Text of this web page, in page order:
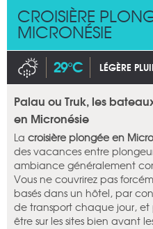
CROISIÈRE
MICRONÉSIE
29°C LÉGÈRE
Palau ou Truk, les
en Micronésie
La croisière plongée en
des vacances entre
ambiance généralement
Vous ne couvrirez pas
basés dans un hôtel, par
de transport chaque jour,
être sur les sites bien avant